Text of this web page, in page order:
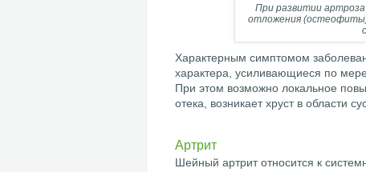
При развитии
отложения
Характерным симптомом
характера, усиливающиеся по
При этом возможно локальное
отека, возникает хруст в области
Артрит
Шейный артрит относится к